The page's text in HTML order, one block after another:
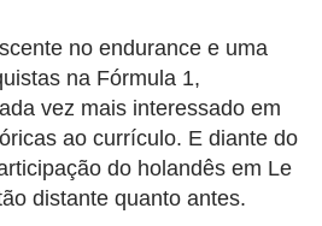
no endurance e uma
na Fórmula 1,
vez mais interessado em
ao currículo. E diante do
do holandês em Le
distante quanto antes.